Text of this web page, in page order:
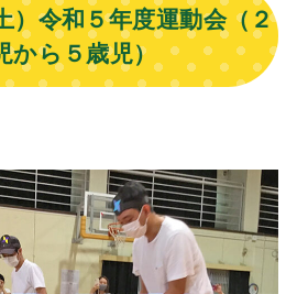
）令和５年度運動会（２
から５歳児）